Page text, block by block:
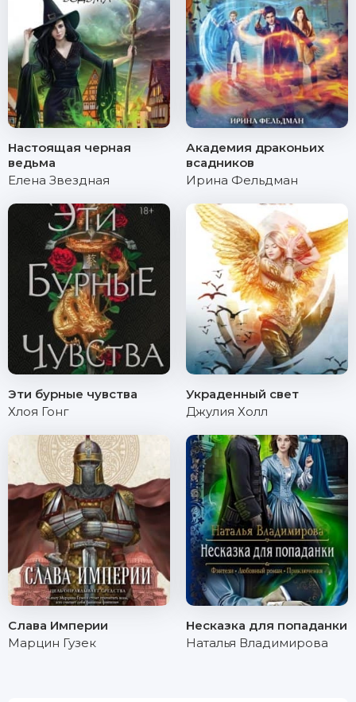
Настоящая черная
ведьма
Елена Звездная
Академия драконьих
всадников
Ирина Фельдман
Эти бурные чувства
Хлоя Гонг
Украденный свет
Джулия Холл
Слава Империи
Марцин Гузек
Несказка для попаданки
Наталья Владимирова